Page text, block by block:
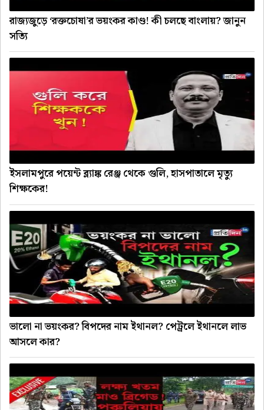
রাজ্যজুড়ে ‘রক্তচোষা’র ভয়ংকর কাণ্ড! কী চলছে বাংলায়? জানুন
সত্যি
ইসলামপুরে পয়েন্ট ব্ল্যাঙ্ক রেঞ্জ থেকে গুলি, হাসপাতালে মৃত্যু
শিক্ষকের!
ভালো না ভয়ংকর? বিপদের নাম ইথানল? পেট্রলে ইথানলে লাভ
আসলে কার?